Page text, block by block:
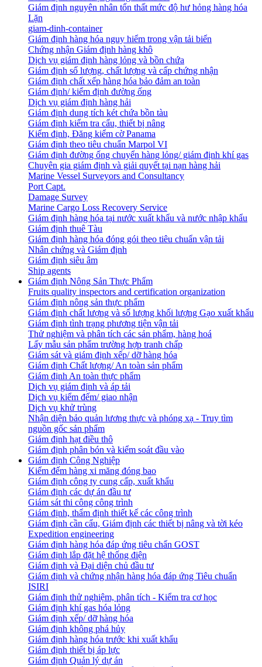
Giám định nguyên nhân tổn thất mức độ hư hỏng hàng hóa
Lặn
giam-dinh-container
Giám định hàng hóa nguy hiểm trong vận tải biển
Chứng nhận Giám định hàng khô
Dịch vụ giám định hàng lỏng và bồn chứa
Giám định số lượng, chất lượng và cấp chứng nhận
Giám định chất xếp hàng hóa bảo đảm an toàn
Giám định/ kiểm định đường ống
Dịch vụ giám định hàng hải
Giám định dung tích két chứa bồn tàu
Giám định kiểm tra cẩu, thiết bị nâng
Kiểm định, Đăng kiểm cờ Panama
Giám định theo tiêu chuẩn Marpol VI
Giám định đường ống chuyển hàng lỏng/ giám định khí gas
Chuyên gia giám định và giải quyết tại nạn hàng hải
Marine Vessel Surveyors and Consultancy
Port Capt.
Damage Survey
Marine Cargo Loss Recovery Service
Giám định hàng hóa tại nước xuất khẩu và nước nhập khẩu
Giám định thuê Tàu
Giám định hàng hóa đóng gói theo tiêu chuẩn vận tải
Nhân chứng và Giám định
Giám định siêu âm
Ship agents
Giám định Nông Sản Thực Phẩm
Fruits quality inspectors and certification organization
Giám định nông sản thực phẩm
Giám định chất lượng và số lượng khối lượng Gạo xuất khẩu
Giám định tình trạng phương tiện vận tải
Thử nghiệm và phân tích các sản phẩm, hàng hoá
Lấy mẫu sản phẩm trường hợp tranh chấp
Giám sát và giám định xếp/ dỡ hàng hóa
Giám định Chất lượng/ An toàn sản phẩm
Giám định An toàn thực phẩm
Dịch vụ giám định và áp tải
Dịch vụ kiểm đếm/ giao nhận
Dịch vụ khử trùng
Nhận diện bảo quản lương thực và phóng xạ - Truy tìm
nguồn gốc sản phẩm
Giám định hạt điều thô
Giám định phân bón và kiểm soát đầu vào
Giám định Công Nghiệp
Kiểm đếm hàng xi măng đóng bao
Giám định công ty cung cấp, xuất khẩu
Giám định các dự án đầu tư
Giám sát thi công công trình
Giám định, thẩm định thiết kế các công trình
Giám định cần cẩu, Giám định các thiết bị nâng và tời kéo
Expedition engineering
Giám định hàng hóa đáp ứng tiêu chẩn GOST
Giám định lắp đặt hệ thống điện
Giám định và Đại diện chủ đầu tư
Giám định và chứng nhận hàng hóa đáp ứng Tiêu chuẩn
ISIRI
Giám định thử nghiệm, phân tích - Kiểm tra cơ học
Giám định khí gas hóa lỏng
Giám định xếp/ dỡ hàng hóa
Giám định không phá hủy
Giám định hàng hóa trước khi xuất khẩu
Giám định thiết bị áp lực
Giám định Quản lý dự án